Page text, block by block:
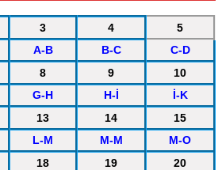
3 4
5
A-B B-C
C-D
8 9
10
G-H H-İ
İ-K
13 14
15
L-M M-M
M-O
18 19 20